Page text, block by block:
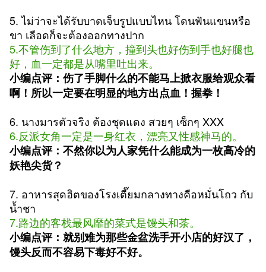
5. ไม่ว่าจะได้รับบาดเจ็บรูปแบบไหน โดนฟันแขนหรือ
ขา เลือดก็จะต้องออกทางปาก
5.不管伤到了什么地方，撞到头也好伤到手也好腿也
好，血一定都是从嘴里吐出来。
小编点评：伤了手脚什么的不能马上掀衣服给观众看
啊！所以一定要在明显的地方出点血！握拳！
6. นางมารตัวจริง ต้องชุดแดง สวยๆ เซ็กๆ XXX
6.反派女角一定是一身红衣，漂亮又性感神马的。
小编点评：不然你以为人家凭什么能成为一枚高冷的
妖艳尖货？
7. อาหารสุดฮิตของโรงเตี๊ยมกลางทางคือหมั่นโถว กับ
น้ำชา
7.路边的客栈最风靡的菜式是馒头和茶。
小编点评：就别难为那些金盆洗手开小店的好汉了，
馒头反而不容易下毒好不好。